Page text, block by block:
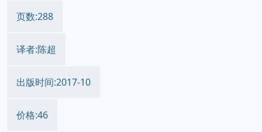
页数:288
译者:陈超
出版时间:2017-10
价格:46